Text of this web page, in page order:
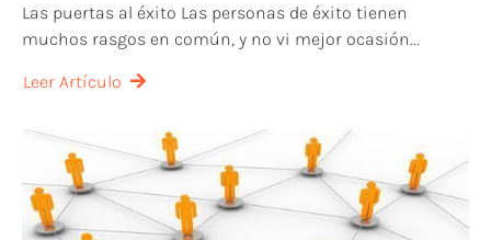
Las puertas al éxito Las personas de éxito tienen
muchos rasgos en común, y no vi mejor ocasión...
Leer Artículo